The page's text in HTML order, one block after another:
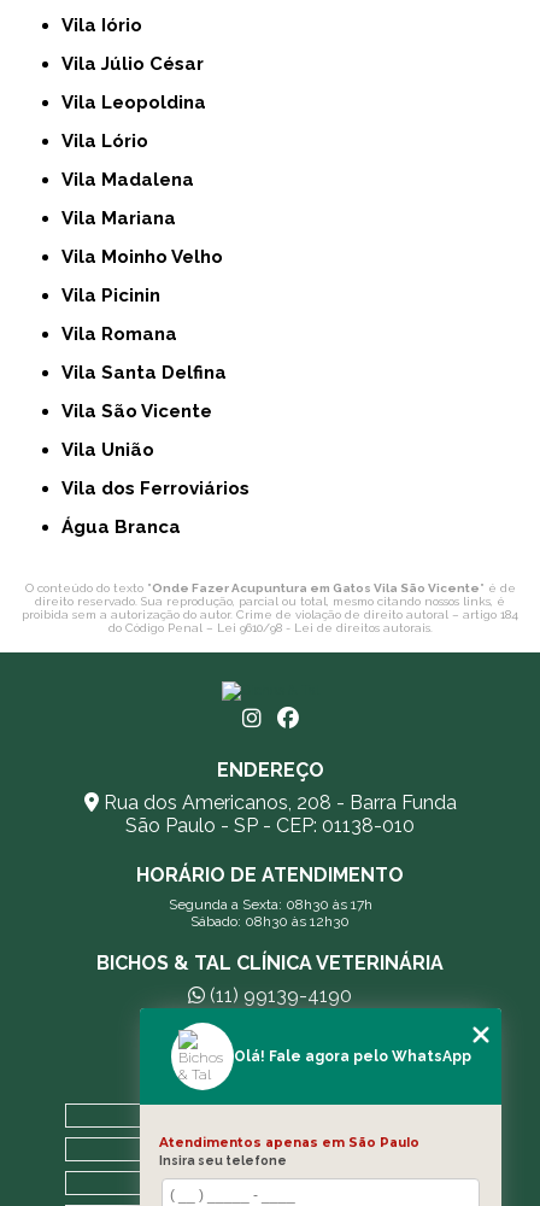
Vila Iório
Vila Júlio César
Vila Leopoldina
Vila Lório
Vila Madalena
Vila Mariana
Vila Moinho Velho
Vila Picinin
Vila Romana
Vila Santa Delfina
Vila São Vicente
Vila União
Vila dos Ferroviários
Água Branca
O conteúdo do texto "Onde Fazer Acupuntura em Gatos Vila São Vicente" é de
direito reservado. Sua reprodução, parcial ou total, mesmo citando nossos links, é
proibida sem a autorização do autor. Crime de violação de direito autoral – artigo 184
do Código Penal – Lei 9610/98 - Lei de direitos autorais.
ENDEREÇO
Rua dos Americanos, 208 - Barra Funda
São Paulo - SP - CEP: 01138-010
HORÁRIO DE ATENDIMENTO
Segunda a Sexta: 08h30 às 17h
Sábado: 08h30 às 12h30
BICHOS & TAL CLÍNICA VETERINÁRIA
(11) 99139-4190
andreleecitti5@gmail.com
A CLÍNICA
BLOG
Olá! Fale agora pelo WhatsApp
Atendimentos apenas em São Paulo
Insira seu telefone